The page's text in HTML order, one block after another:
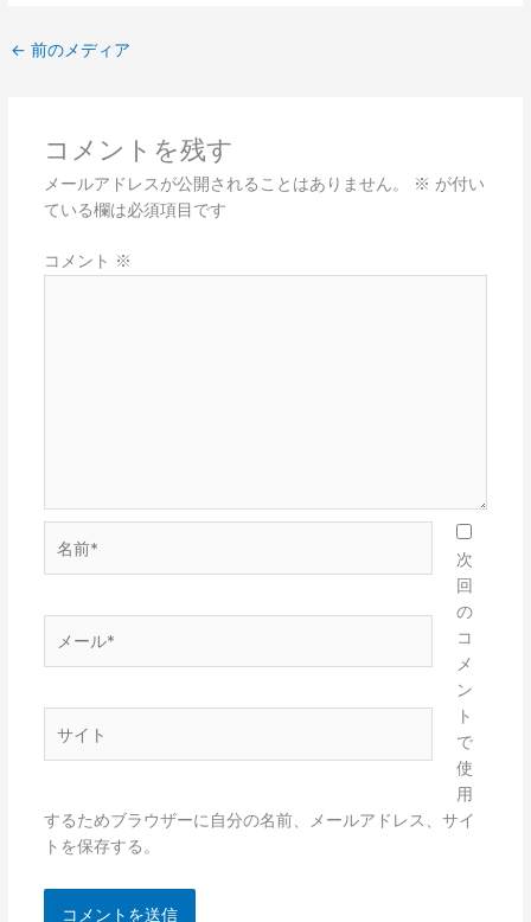
← 前のメディア
コメントを残す
メールアドレスが公開されることはありません。 ※ が付い
ている欄は必須項目です
コメント ※
前
ー
*
次
回
の
コ
メ
ン
ト
で
使
用
するためブラウザーに自分の名前、メールアドレス、サイ
トを保存する。